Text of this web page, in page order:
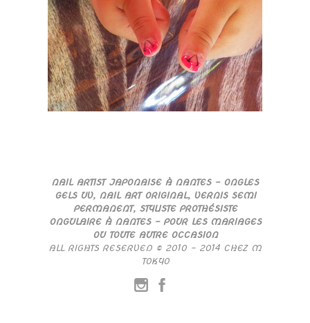
NAIL ARTIST JAPONAISE À NANTES – ONGLES
GELS UV, NAIL ART ORIGINAL, VERNIS SEMI
PERMANENT, STYLISTE PROTHÉSISTE
ONGULAIRE À NANTES – POUR LES MARIAGES
OU TOUTE AUTRE OCCASION
ALL RIGHTS RESERVED © 2010 – 2014 CHEZ M
TOKYO